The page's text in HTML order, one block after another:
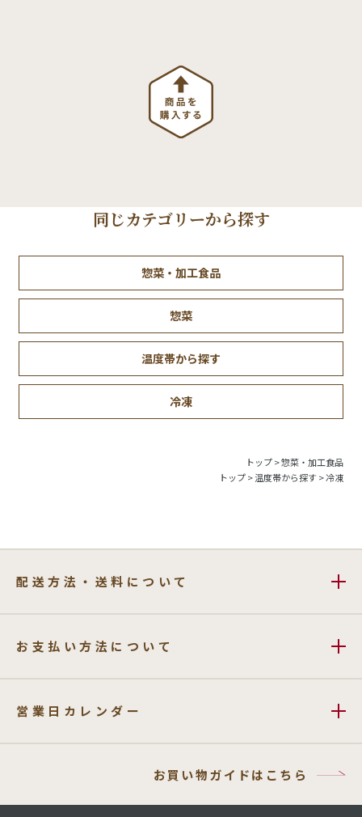
同じカテゴリーから探す
惣菜・加工食品
惣菜
温度帯から探す
冷凍
トップ>惣菜・加工食品
トップ>温度帯から探す >冷凍
配送方法・送料について
お支払い方法について
営業日カレンダー
お買い物ガイドはこちら